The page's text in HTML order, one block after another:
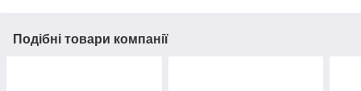
Подібні товари компанії